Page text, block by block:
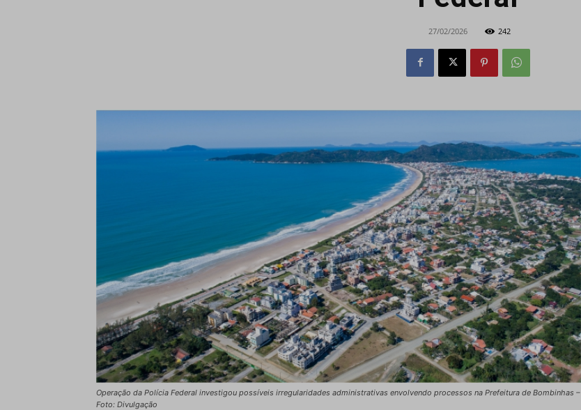
27/02/2026 242
Operação da Polícia Federal investigou possíveis irregularidades administrativas envolvendo processos na Prefeitura de Bombinhas –
Foto: Divulgação